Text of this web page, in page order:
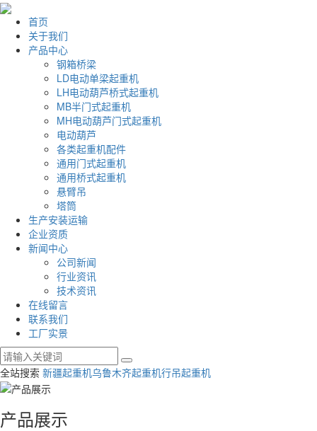
首页
关于我们
产品中心
钢箱桥梁
LD电动单梁起重机
LH电动葫芦桥式起重机
MB半门式起重机
MH电动葫芦门式起重机
电动葫芦
各类起重机配件
通用门式起重机
通用桥式起重机
悬臂吊
塔筒
生产安装运输
企业资质
新闻中心
公司新闻
行业资讯
技术资讯
在线留言
联系我们
工厂实景
全站搜索 新疆起重机乌鲁木齐起重机行吊起重机
产品展示